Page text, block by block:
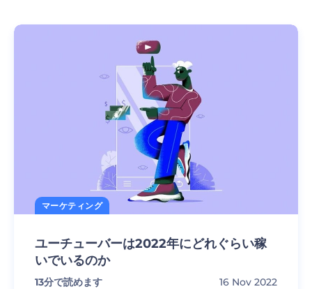
マーケティング
ユーチューバーは2022年にどれぐらい稼
いでいるのか
13分で読めます 16 Nov 2022